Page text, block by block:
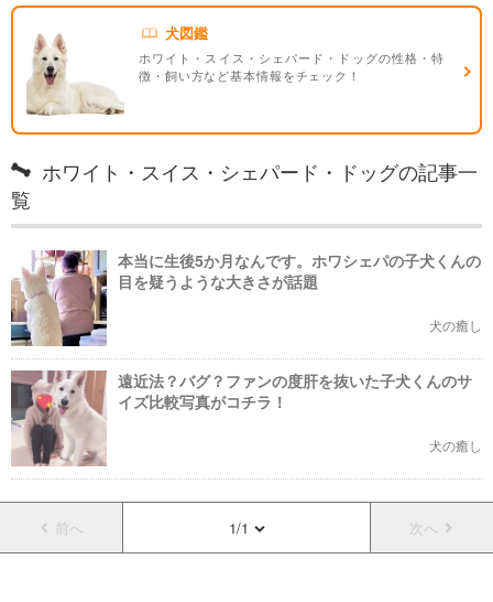
犬図鑑
ホワイト・スイス・シェパード・ドッグの性格・特
徴・飼い方など基本情報をチェック！
ホワイト・スイス・シェパード・ドッグの記事一
覧
本当に生後5か月なんです。ホワシェパの子犬くんの
目を疑うような大きさが話題
犬の癒し
遠近法？バグ？ファンの度肝を抜いた子犬くんのサ
イズ比較写真がコチラ！
犬の癒し
前へ 1/1 次へ